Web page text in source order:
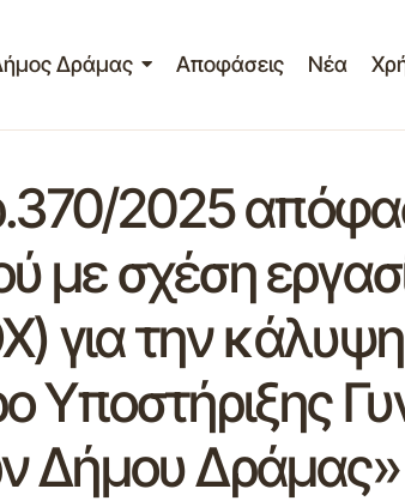
Δράμας Αποφάσεις Νέα
2025
σχέση
για την
Υποστήριξης
Δήμου Δράμας»